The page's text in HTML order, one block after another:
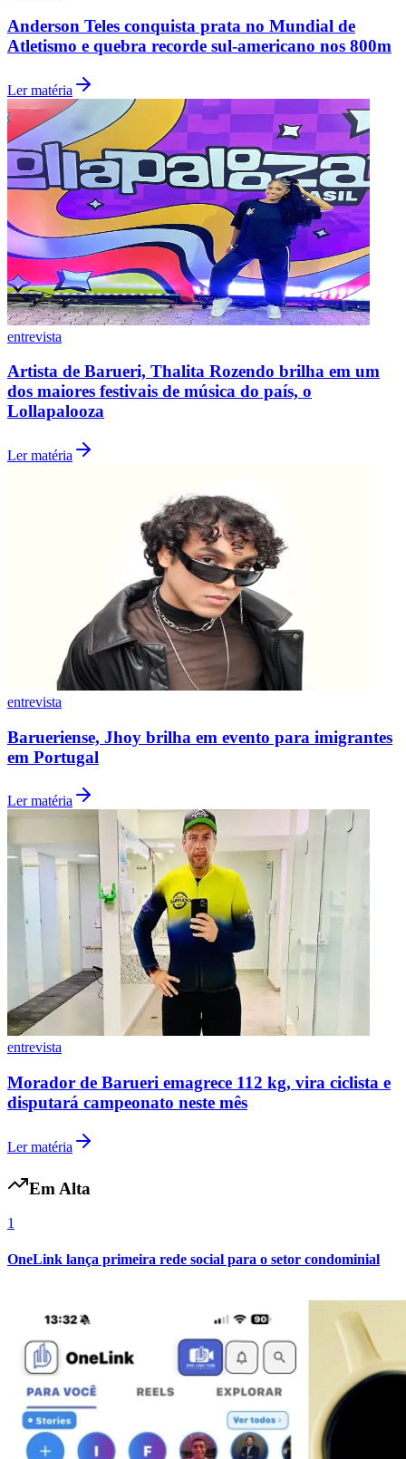
Flamengo
Fluminense
Anderson Teles conquista prata no Mundial de
Atletismo e quebra recorde sul-americano nos 800m
Ler matéria
entrevista
Artista de Barueri, Thalita Rozendo brilha em um
dos maiores festivais de música do país, o
Lollapalooza
Ler matéria
entrevista
Barueriense, Jhoy brilha em evento para imigrantes
em Portugal
Ler matéria
entrevista
Morador de Barueri emagrece 112 kg, vira ciclista e
disputará campeonato neste mês
Ler matéria
Em Alta
1
OneLink lança primeira rede social para o setor condominial